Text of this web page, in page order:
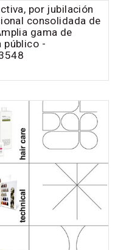
por jubilación
consolidada de
gama de
público -